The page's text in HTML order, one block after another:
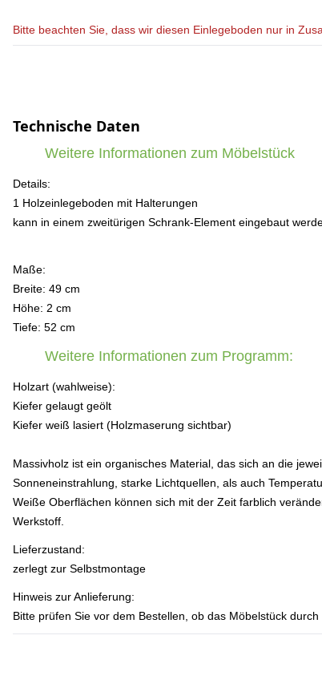
Bitte beachten Sie, dass wir diesen Einlegeboden nur in
Technische Daten
Weitere Informationen zum Möbelstück
Details:
1 Holzeinlegeboden mit Halterungen
kann in einem zweitürigen Schrank-Element eingebaut
Maße:
Breite: 49 cm
Höhe: 2 cm
Tiefe: 52 cm
Weitere Informationen zum Programm:
Holzart (wahlweise):
Kiefer gelaugt geölt
Kiefer weiß lasiert (Holzmaserung sichtbar)
Massivholz ist ein organisches Material, das sich an die
Sonneneinstrahlung, starke Lichtquellen, als auch
Weiße Oberflächen können sich mit der Zeit farblich
Werkstoff.
Lieferzustand:
zerlegt zur Selbstmontage
Hinweis zur Anlieferung:
Bitte prüfen Sie vor dem Bestellen, ob das Möbelstück